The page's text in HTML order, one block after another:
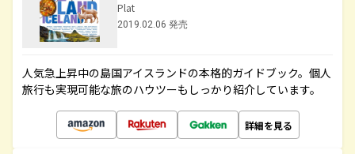
Plat
2019.02.06 発売
人気急上昇中の島国アイスランドの本格的ガイドブック。個人
旅行も実現可能な旅のハウツーもしっかり紹介しています。
詳細を見る